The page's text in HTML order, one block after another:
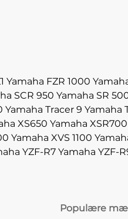
Yamaha FZR 1000
SCR 950 Yamaha SR
Yamaha Tracer 9 Yamaha
XS650 Yamaha XSR700
Yamaha XVS 1100
YZF-R7 Yamaha YZF-
Populære